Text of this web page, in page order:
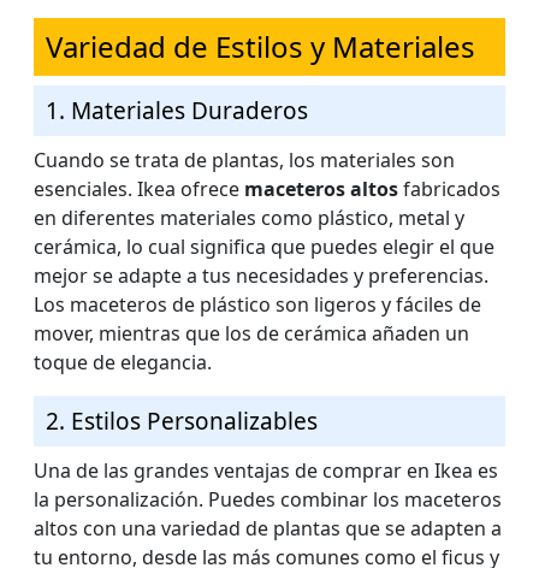
Variedad de Estilos y Materiales
1. Materiales Duraderos
Cuando se trata de plantas, los materiales son
esenciales. Ikea ofrece maceteros altosfabricados
en diferentes materiales como plástico, metal y
cerámica, lo cual significa que puedes elegir el que
mejor se adapte a tus necesidades y preferencias.
Los maceteros de plástico son ligeros y fáciles de
mover, mientras que los de cerámica añaden un
toque de elegancia.
2. Estilos Personalizables
Una de las grandes ventajas de comprar en Ikea es
la personalización. Puedes combinar los maceteros
altos con una variedad de plantas que se adapten a
tu entorno, desde las más comunes como el ficus y